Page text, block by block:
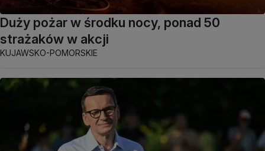
Duży pożar w środku nocy, ponad 50
strażaków w akcji
KUJAWSKO-POMORSKIE